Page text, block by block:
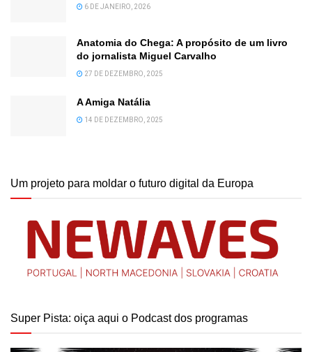
6 DE JANEIRO, 2026
Anatomia do Chega: A propósito de um livro
do jornalista Miguel Carvalho
27 DE DEZEMBRO, 2025
A Amiga Natália
14 DE DEZEMBRO, 2025
Um projeto para moldar o futuro digital da Europa
Super Pista: oiça aqui o Podcast dos programas